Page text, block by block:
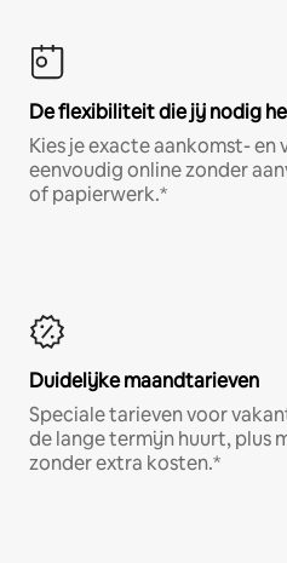
De flexibiliteit die jij nodig
Kies je exacte aankomst-
eenvoudig online zonder
of papierwerk.*
Duidelijke maandtarieven
Speciale tarieven voor
de lange termijn huurt, plus
zonder extra kosten.*